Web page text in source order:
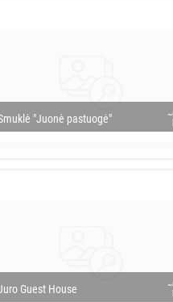
"Juonė pastuogė"
Guest House